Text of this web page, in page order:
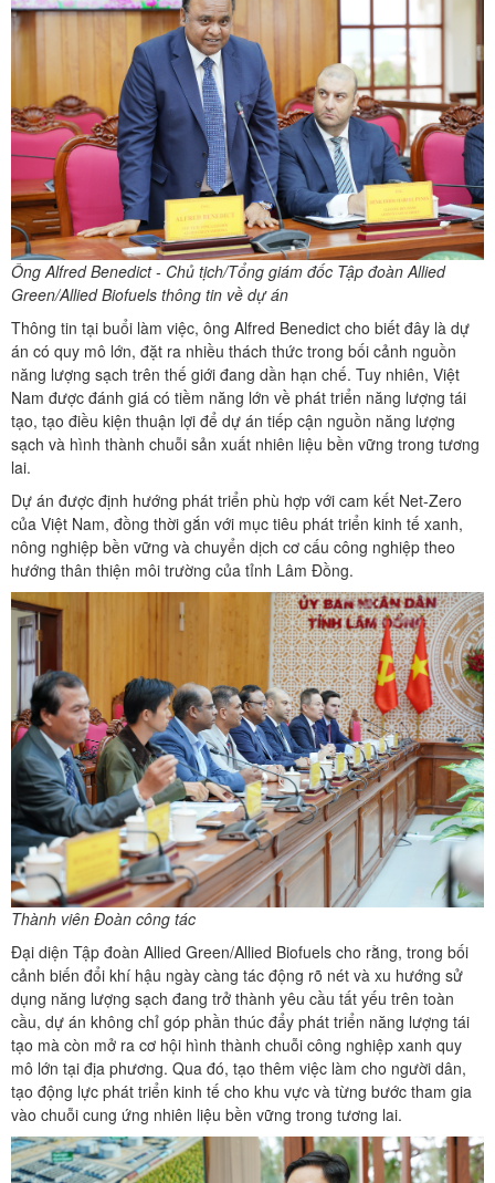
Ông Alfred Benedict - Chủ tịch/Tổng giám đốc Tập đoàn Allied
Green/Allied Biofuels thông tin về dự án
Thông tin tại buổi làm việc, ông Alfred Benedict cho biết đây là dự
án có quy mô lớn, đặt ra nhiều thách thức trong bối cảnh nguồn
năng lượng sạch trên thế giới đang dần hạn chế. Tuy nhiên, Việt
Nam được đánh giá có tiềm năng lớn về phát triển năng lượng tái
tạo, tạo điều kiện thuận lợi để dự án tiếp cận nguồn năng lượng
sạch và hình thành chuỗi sản xuất nhiên liệu bền vững trong tương
lai.
Dự án được định hướng phát triển phù hợp với cam kết Net-Zero
của Việt Nam, đồng thời gắn với mục tiêu phát triển kinh tế xanh,
nông nghiệp bền vững và chuyển dịch cơ cấu công nghiệp theo
hướng thân thiện môi trường của tỉnh Lâm Đồng.
Thành viên Đoàn công tác
Đại diện Tập đoàn Allied Green/Allied Biofuels cho rằng, trong bối
cảnh biến đổi khí hậu ngày càng tác động rõ nét và xu hướng sử
dụng năng lượng sạch đang trở thành yêu cầu tất yếu trên toàn
cầu, dự án không chỉ góp phần thúc đẩy phát triển năng lượng tái
tạo mà còn mở ra cơ hội hình thành chuỗi công nghiệp xanh quy
mô lớn tại địa phương. Qua đó, tạo thêm việc làm cho người dân,
tạo động lực phát triển kinh tế cho khu vực và từng bước tham gia
vào chuỗi cung ứng nhiên liệu bền vững trong tương lai.